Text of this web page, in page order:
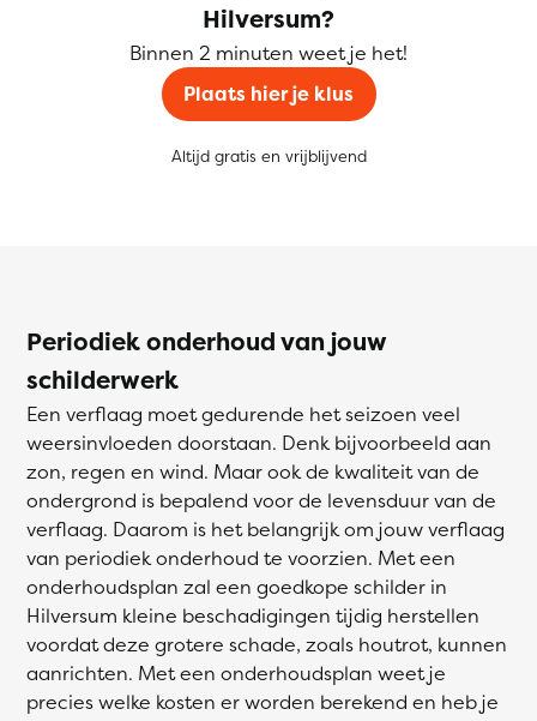
Hilversum?
Binnen 2 minuten weet je het!
Plaats hier je klus
Altijd gratis en vrijblijvend
Periodiek onderhoud van jouw
schilderwerk
Een verflaag moet gedurende het seizoen veel
weersinvloeden doorstaan. Denk bijvoorbeeld aan
zon, regen en wind. Maar ook de kwaliteit van de
ondergrond is bepalend voor de levensduur van de
verflaag. Daarom is het belangrijk om jouw verflaag
van periodiek onderhoud te voorzien. Met een
onderhoudsplan zal een goedkope schilder in
Hilversum kleine beschadigingen tijdig herstellen
voordat deze grotere schade, zoals houtrot, kunnen
aanrichten. Met een onderhoudsplan weet je
precies welke kosten er worden berekend en heb je